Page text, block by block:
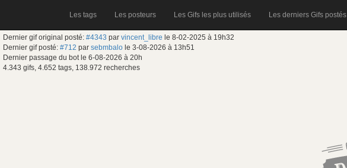
Les tags Les posteurs Les Gifs les plus utilisés Les derniers Gifs postés
Dernier gif original posté: #4343 par vincent_libre le 8-02-2025 à 19h32
Dernier gif posté: #712 par sebmbalo le 3-08-2026 à 13h51
Dernier passage du bot le 6-08-2026 à 20h
4.343 gifs, 4.652 tags, 138.972 recherches